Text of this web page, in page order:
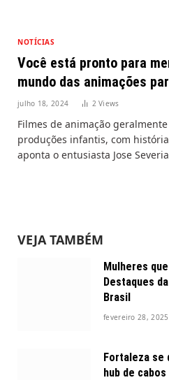
NOTÍCIAS
Você está pronto para
mundo das animações
julho 18, 2024 2Views
Filmes de animação
produções infantis, com
aponta o entusiasta Jose
VEJA TAMBÉM
Mulheres
Destaques
Brasil
fevereiro 28, 2025
Fortaleza se
hub de